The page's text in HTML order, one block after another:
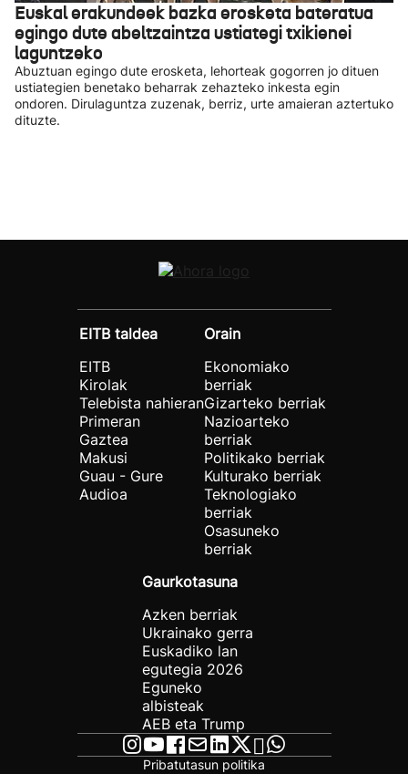
Euskal erakundeek bazka erosketa bateratua
egingo dute abeltzaintza ustiategi txikienei
laguntzeko
Abuztuan egingo dute erosketa, lehorteak gogorren jo dituen
ustiategien benetako beharrak zehazteko inkesta egin
ondoren. Dirulaguntza zuzenak, berriz, urte amaieran aztertuko
dituzte.
EITB taldea
EITB
Kirolak
Telebista nahieran
Primeran
Gaztea
Makusi
Guau - Gure
Audioa
Orain
Ekonomiako
berriak
Gizarteko berriak
Nazioarteko
berriak
Politikako berriak
Kulturako berriak
Teknologiako
berriak
Osasuneko
berriak
Gaurkotasuna
Azken berriak
Ukrainako gerra
Euskadiko lan
egutegia 2026
Eguneko
albisteak
AEB eta Trump
Pribatutasun politika